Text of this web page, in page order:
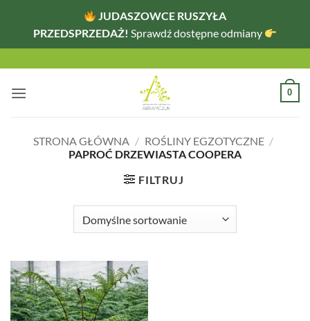
JUDASZOWCE RUSZYŁA
PRZEDSPRZEDAŻ! Sprawdź dostępne odmiany
zawartości
0
STRONA GŁÓWNA / ROŚLINY EGZOTYCZNE /
PAPROĆ DRZEWIASTA COOPERA
FILTRUJ